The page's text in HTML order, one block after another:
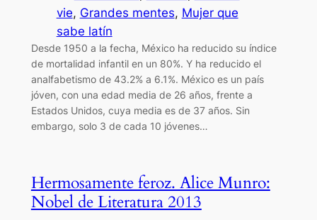
vie, Grandes mentes, Mujer que
sabe latín
Desde 1950 a la fecha, México ha reducido su índice
de mortalidad infantil en un 80%. Y ha reducido el
analfabetismo de 43.2% a 6.1%. México es un país
jóven, con una edad media de 26 años, frente a
Estados Unidos, cuya media es de 37 años. Sin
embargo, solo 3 de cada 10 jóvenes…
Hermosamente feroz. Alice Munro:
Nobel de Literatura 2013